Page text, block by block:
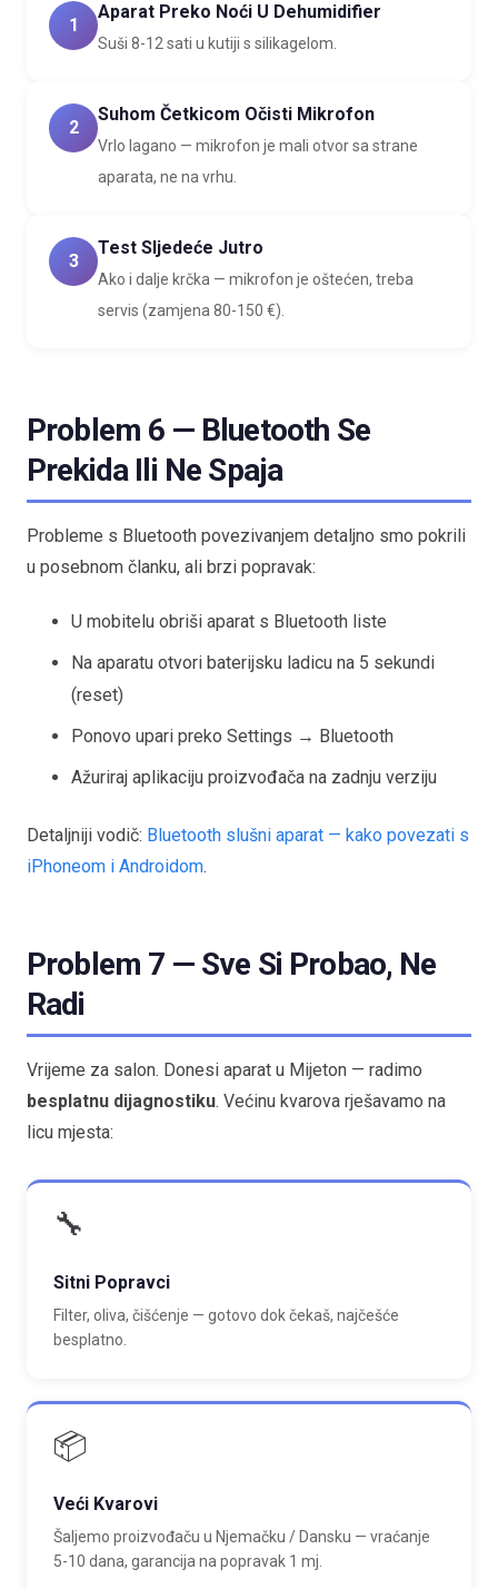
1
Aparat Preko Noći U Dehumidifier
Suši 8-12 sati u kutiji s silikagelom.
2
Suhom Četkicom Očisti Mikrofon
Vrlo lagano — mikrofon je mali otvor sa strane
aparata, ne na vrhu.
3
Test Sljedeće Jutro
Ako i dalje krčka — mikrofon je oštećen, treba
servis (zamjena 80-150 €).
Problem 6 — Bluetooth Se
Prekida Ili Ne Spaja
Probleme s Bluetooth povezivanjem detaljno smo pokrili
u posebnom članku, ali brzi popravak:
U mobitelu obriši aparat s Bluetooth liste
Na aparatu otvori baterijsku ladicu na 5 sekundi
(reset)
Ponovo upari preko Settings → Bluetooth
Ažuriraj aplikaciju proizvođača na zadnju verziju
Detaljniji vodič: Bluetooth slušni aparat — kako povezati s
iPhoneom i Androidom.
Problem 7 — Sve Si Probao, Ne
Radi
Vrijeme za salon. Donesi aparat u Mijeton — radimo
besplatnu dijagnostiku. Većinu kvarova rješavamo na
licu mjesta:
🔧
Sitni Popravci
Filter, oliva, čišćenje — gotovo dok čekaš, najčešće
besplatno.
📦
Veći Kvarovi
Šaljemo proizvođaču u Njemačku / Dansku — vraćanje
5-10 dana, garancija na popravak 1 mj.